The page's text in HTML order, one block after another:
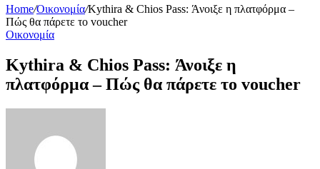
Home/Οικονομία/Kythira & Chios Pass: Άνοιξε η πλατφόρμα –
Πώς θα πάρετε το voucher
Οικονομία
Kythira & Chios Pass: Άνοιξε η
πλατφόρμα – Πώς θα πάρετε το voucher